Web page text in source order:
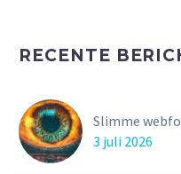
RECENTE
Slimme
3 juli 2026